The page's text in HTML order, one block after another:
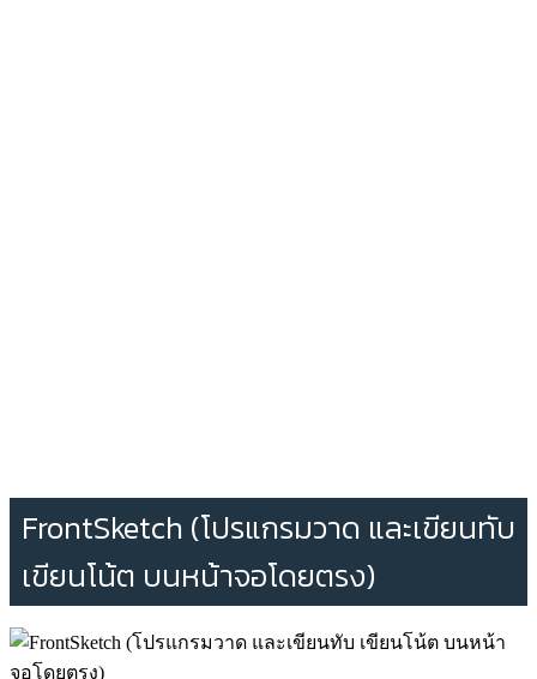
FrontSketch (โปรแกรมวาด และเขียนทับ
เขียนโน้ต บนหน้าจอโดยตรง)